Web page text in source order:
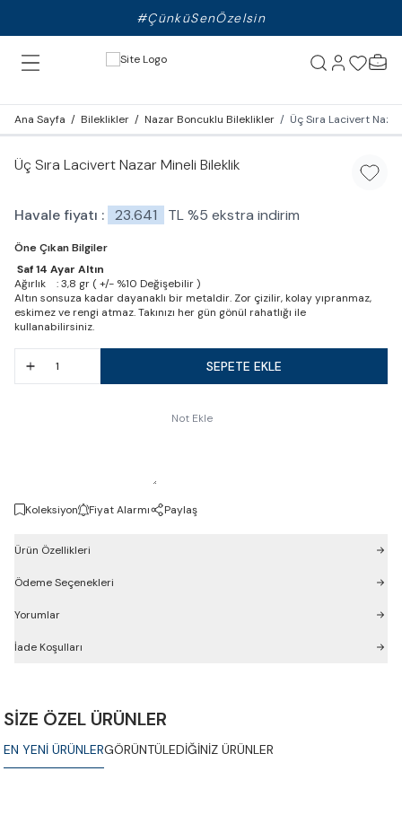
#ÇünküSenÖzelsin
Ana Sayfa / Bileklikler / Nazar Boncuklu Bileklikler / Üç Sıra Lacivert
Üç Sıra Lacivert Nazar Mineli Bileklik
Havale fiyatı : 23.641 TL%5 ekstra indirim
Öne Çıkan Bilgiler
Saf 14 Ayar Altın
Ağırlık : 3,8 gr ( +/- %10 Değişebilir )
Altın sonsuza kadar dayanaklı bir metaldir. Zor çizilir, kolay yıpranmaz,
eskimez ve rengi atmaz. Takınızı her gün gönül rahatlığı ile
kullanabilirsiniz.
SEPETE EKLE
Not Ekle
Koleksiyon Fiyat Alarmı Paylaş
Ürün Özellikleri
Ödeme Seçenekleri
Yorumlar
İade Koşulları
SİZE ÖZEL ÜRÜNLER
EN YENİ ÜRÜNLERGÖRÜNTÜLEDİĞİNİZ ÜRÜNLER